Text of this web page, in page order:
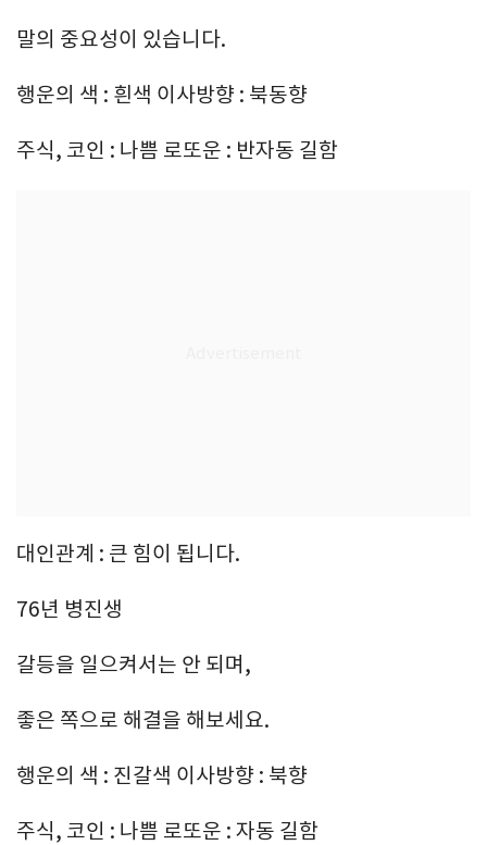
말의 중요성이 있습니다.
행운의 색 : 흰색 이사방향 : 북동향
주식, 코인 : 나쁨 로또운 : 반자동 길함
대인관계 : 큰 힘이 됩니다.
76년 병진생
갈등을 일으켜서는 안 되며,
좋은 쪽으로 해결을 해보세요.
행운의 색 : 진갈색 이사방향 : 북향
주식, 코인 : 나쁨 로또운 : 자동 길함